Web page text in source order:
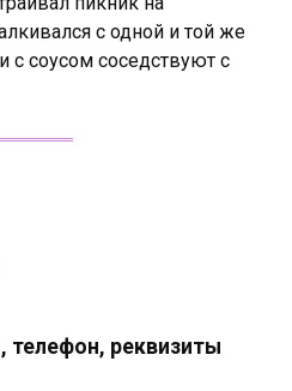
с одной и той же
с соусом соседствуют с
телефон, реквизиты